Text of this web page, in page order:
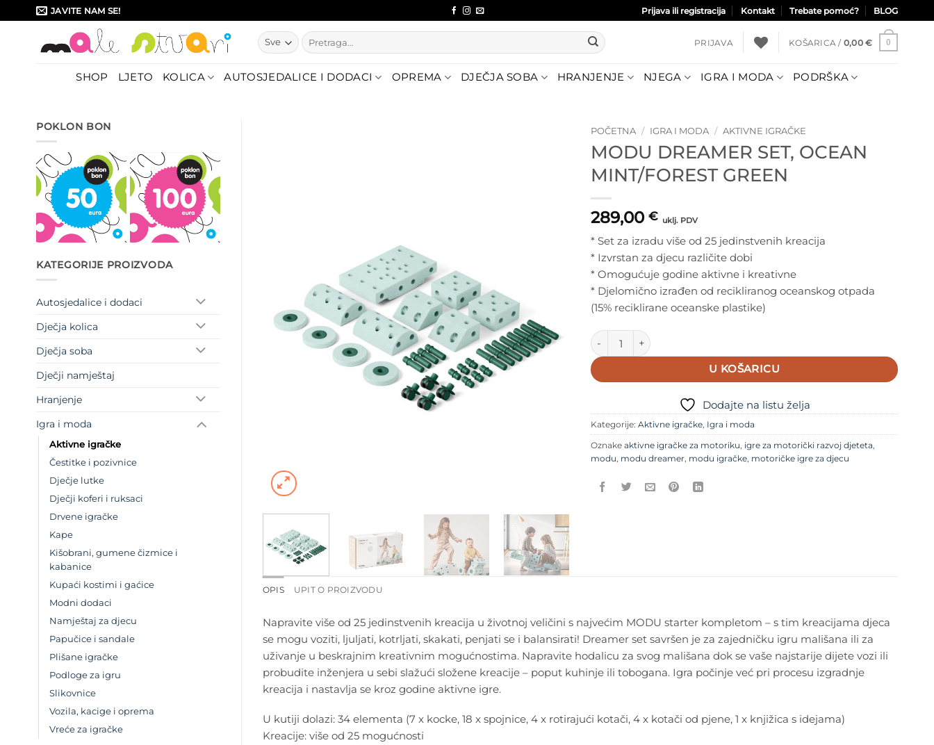
to
JAVITE NAM SE! Prijava ili registracija Kontakt Trebate pomoć? BLOG
Pretraži:
PRIJAVA KOŠARICA / 0,00 € 0
SHOP LJETO KOLICA AUTOSJEDALICE I DODACI OPREMA DJEČJA SOBA HRANJENJE NJEGA IGRA I MODA PODRŠKA
POKLON BON
KATEGORIJE PROIZVODA
Autosjedalice i dodaci
Dječja kolica
Dječja soba
Dječji namještaj
Hranjenje
Igra i moda
Aktivne igračke
Čestitke i pozivnice
Dječje lutke
Dječji koferi i ruksaci
Drvene igračke
Kape
Kišobrani, gumene čizmice i
kabanice
Kupaći kostimi i gaćice
Modni dodaci
Namještaj za djecu
Papučice i sandale
Plišane igračke
Podloge za igru
Slikovnice
Vozila, kacige i oprema
Vreće za igračke
POČETNA / IGRA I MODA / AKTIVNE IGRAČKE
MODU DREAMER SET, OCEAN
MINT/FOREST GREEN
289,00 € uklj. PDV
* Set za izradu više od 25 jedinstvenih kreacija
* Izvrstan za djecu različite dobi
* Omogućuje godine aktivne i kreativne
* Djelomično izrađen od recikliranog oceanskog otpada
(15% reciklirane oceanske plastike)
MODU Dreamer set, Ocean Mint/Forest Green količina
U KOŠARICU
Dodajte na listu želja
Kategorije: Aktivne igračke Igra i moda
Oznake aktivne igračke za motoriku igre za motorički razvoj djeteta
modu modu dreamer modu igračke motoričke igre za djecu
OPIS UPIT O PROIZVODU
Napravite više od 25 jedinstvenih kreacija u životnoj veličini s najvećim MODU starter kompletom – s tim kreacijama djeca
se mogu voziti, ljuljati, kotrljati, skakati, penjati se i balansirati! Dreamer set savršen je za zajedničku igru mališana ili za
uživanje u beskrajnim kreativnim mogućnostima. Napravite hodalicu za svog mališana dok se vaše najstarije dijete vozi ili
probudite inženjera u sebi slažući složene kreacije – poput kuhinje ili tobogana. Igra počinje već pri procesu izgradnje
kreacija i nastavlja se kroz godine aktivne igre.
U kutiji dolazi: 34 elementa (7 x kocke, 18 x spojnice, 4 x rotirajući kotači, 4 x kotači od pjene, 1 x knjižica s idejama)
Kreacije: više od 25 mogućnosti